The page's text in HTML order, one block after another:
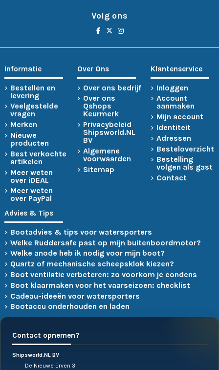
Volg ons
Informatie
Bestellen en
levering
Veelgestelde
vragen
Merken
Nieuwe
producten
Best verkochte
artikelen
Meer weten
over iDEAL
Meer weten
over PayPal
Over Ons
Over ons bedrijf
Over ons
Qshops
Keurmerk
Privacybeleid
Shipsworld.NL
BV
Algemene
voorwaarden
Sitemap
Klantenservice
Inloggen
Account
aanmaken
Mijn account
Identiteit
Adressen
Besteloverzicht
Bestelling
volgen als gast
Contact
Advies & Tips
Bootadvies & tips voor watersporters
Welke Ruddersafe past op mijn buitenboordmotor?
Welke anode heb ik nodig voor mijn boot?
Quartz of mechanische scheepsklok kiezen?
Boot ventilatie verbeteren: zo voorkom je condens
Boot klaarmaken voor het vaarseizoen: checklist
Cadeau-ideeën voor watersporters
Bootaccu onderhouden en laden
Contact opnemen?
Shipsworld.NL BV
De Nieuwe Erven 3